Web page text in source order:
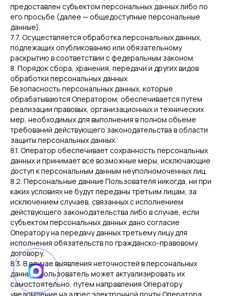
предоставлен субъектом персональных данных либо по
его просьбе (далее — общедоступные персональные
данные).
7.7. Осуществляется обработка персональных данных,
подлежащих опубликованию или обязательному
раскрытию в соответствии с федеральным законом.
8. Порядок сбора, хранения, передачи и других видов
обработки персональных данных
Безопасность персональных данных, которые
обрабатываются Оператором, обеспечивается путем
реализации правовых, организационных и технических
мер, необходимых для выполнения в полном объеме
требований действующего законодательства в области
защиты персональных данных.
8.1. Оператор обеспечивает сохранность персональных
данных и принимает все возможные меры, исключающие
доступ к персональным данным неуполномоченных лиц.
8.2. Персональные данные Пользователя никогда, ни при
каких условиях не будут переданы третьим лицам, за
исключением случаев, связанных с исполнением
действующего законодательства либо в случае, если
субъектом персональных данных дано согласие
Оператору на передачу данных третьему лицу для
исполнения обязательств по гражданско-правовому
договору.
8.3. В случае выявления неточностей в персональных
данных, Пользователь может актуализировать их
самостоятельно, путем направления Оператору